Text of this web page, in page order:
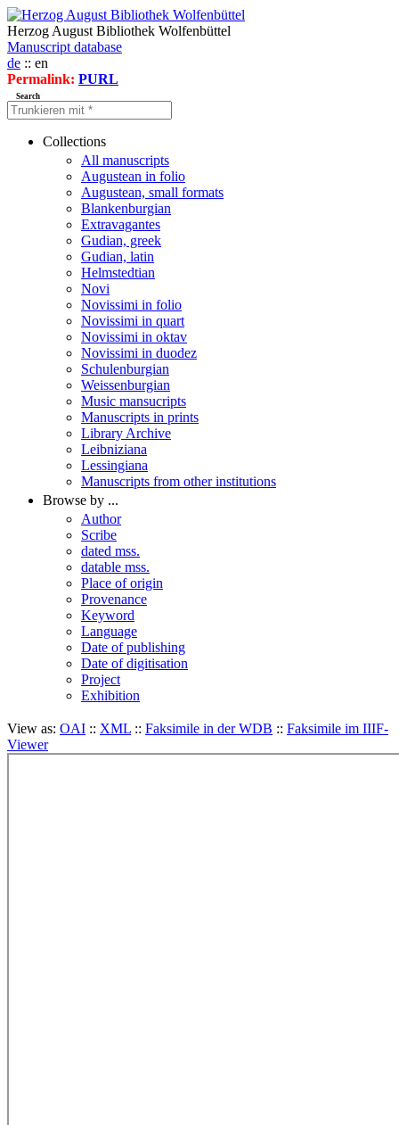
Herzog August Bibliothek Wolfenbüttel
Manuscript database
de :: en
Permalink: PURL
Search
Collections
All manuscripts
Augustean in folio
Augustean, small formats
Blankenburgian
Extravagantes
Gudian, greek
Gudian, latin
Helmstedtian
Novi
Novissimi in folio
Novissimi in quart
Novissimi in oktav
Novissimi in duodez
Schulenburgian
Weissenburgian
Music mansucripts
Manuscripts in prints
Library Archive
Leibniziana
Lessingiana
Manuscripts from other institutions
Browse by ...
Author
Scribe
dated mss.
datable mss.
Place of origin
Provenance
Keyword
Language
Date of publishing
Date of digitisation
Project
Exhibition
View as: OAI :: XML :: Faksimile in der WDB :: Faksimile im IIIF-
Viewer